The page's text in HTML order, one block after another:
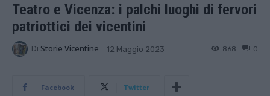
Teatro e Vicenza: i palchi luoghi di fervori
patriottici dei vicentini
Di Storie Vicentine 12 Maggio 2023 0
868
Facebook Twitter